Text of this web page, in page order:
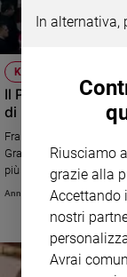
KAZAKHSTAN
Il Papa alla
di unità, pace e
Francesco incontra i
Grande Steppa e invita
più bisogno,
Annachiara Valle
In alternativa,
Riusciamo
grazie alla
Accettando
nostri
Avrai